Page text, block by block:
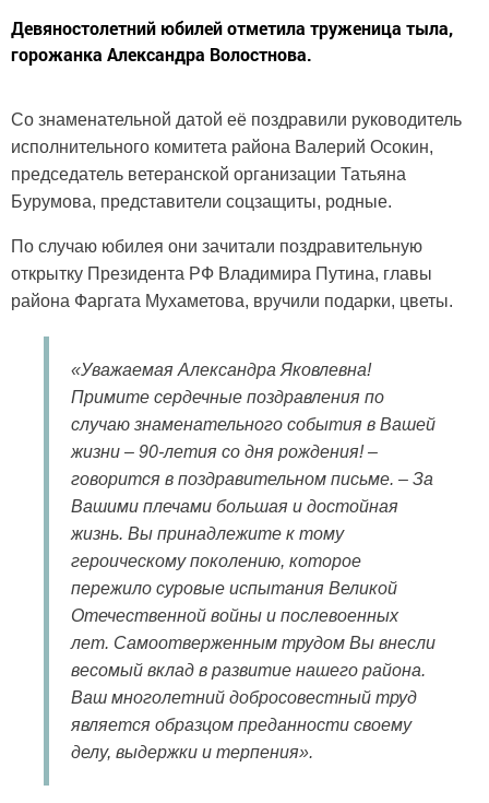
Девяностолетний юбилей отметила труженица тыла,
горожанка Александра Волостнова.
Со знаменательной датой её поздравили руководитель
исполнительного комитета района Валерий Осокин,
председатель ветеранской организации Татьяна
Бурумова, представители соцзащиты, родные.
По случаю юбилея они зачитали поздравительную
открытку Президента РФ Владимира Путина, главы
района Фаргата Мухаметова, вручили подарки, цветы.
«Уважаемая Александра Яковлевна!
Примите сердечные поздравления по
случаю знаменательного события в Вашей
жизни – 90-летия со дня рождения! –
говорится в поздравительном письме. – За
Вашими плечами большая и достойная
жизнь. Вы принадлежите к тому
героическому поколению, которое
пережило суровые испытания Великой
Отечественной войны и послевоенных
лет. Самоотверженным трудом Вы внесли
весомый вклад в развитие нашего района.
Ваш многолетний добросовестный труд
является образцом преданности своему
делу, выдержки и терпения».